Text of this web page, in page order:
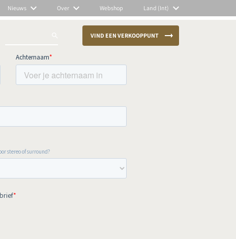
Nieuws Over Webshop Land (Int)
VIND EEN VERKOOPPUNT